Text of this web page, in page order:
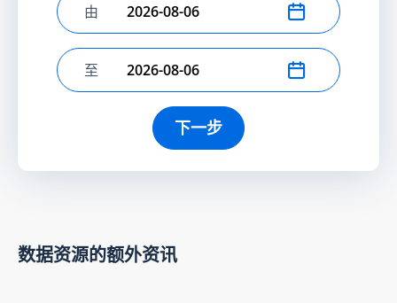
选择开始日期
由
选择结束日期
至
下一步
数据资源的额外资讯